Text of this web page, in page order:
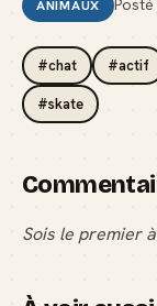
ANIMAUX
#chat #actif
#skate
Sois le premier